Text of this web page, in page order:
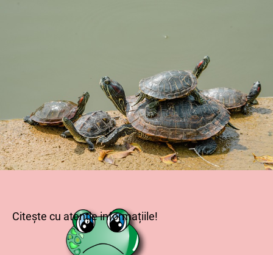
Citește cu atenție informațiile!